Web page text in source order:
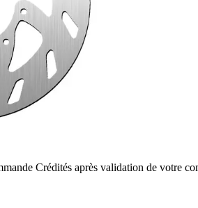
Crédités après validation de votre